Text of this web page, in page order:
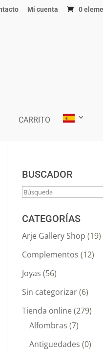
Mi cuenta 0
CARRITO
BUSCADOR
CATEGORÍAS
Arje Gallery Shop (19)
Complementos (12)
Joyas (56)
Sin categorizar(6)
Tienda online(279)
Alfombras (7)
Antiguedades (0)